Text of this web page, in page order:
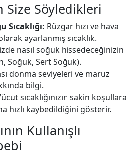
Size Söyledikleri
Sıcaklığı: Rüzgar hızı ve hava
ayarlanmış sıcaklık.
nasıl soğuk hissedeceğinizin
Soğuk, Sert Soğuk).
donma seviyeleri ve maruz
bilgi.
sıcaklığınızın sakin koşullara
hızlı kaybedildiğini gösterir.
Kullanışlı